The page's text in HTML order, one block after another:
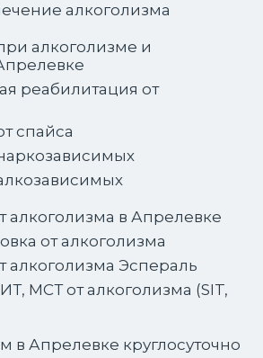
алкоголизма
алкоголизме и
реабилитация от
спайса
алкоголизма в Апрелевке
от алкоголизма
алкоголизма Эспераль
МСТ от алкоголизма (SIT,
в Апрелевке круглосуточно